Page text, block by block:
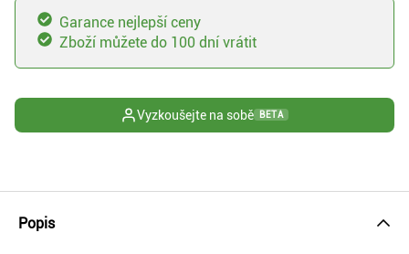
Garance nejlepší ceny
Zboží můžete do 100 dní vrátit
Vyzkoušejte na sobě BETA
Popis